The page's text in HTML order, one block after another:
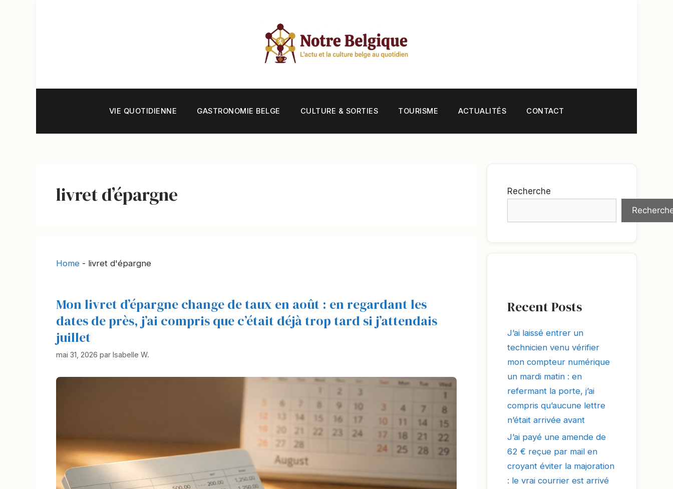
VIE QUOTIDIENNE GASTRONOMIE BELGE CULTURE & SORTIES TOURISME ACTUALITÉS CONTACT
livret d’épargne
Home - livret d'épargne
Mon livret d’épargne change de taux en août : en regardant les
dates de près, j’ai compris que c’était déjà trop tard si j’attendais
juillet
mai 31, 2026 par Isabelle W.
Recherche
Recent Posts
J’ai laissé entrer un
technicien venu vérifier
mon compteur numérique
un mardi matin : en
refermant la porte, j’ai
compris qu’aucune lettre
n’était arrivée avant
J’ai payé une amende de
62 € reçue par mail en
croyant éviter la majoration
: le vrai courrier est arrivé